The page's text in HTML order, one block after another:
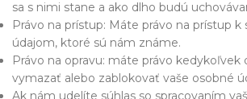
sa s nimi stane a ako dlho budú
Právo na prístup: Máte právo na prístup
údajom, ktoré sú nám známe.
Právo na opravu: máte právo kedykoľvek
vymazať alebo zablokovať vaše osobné
Ak nám udelíte súhlas so spracovaním